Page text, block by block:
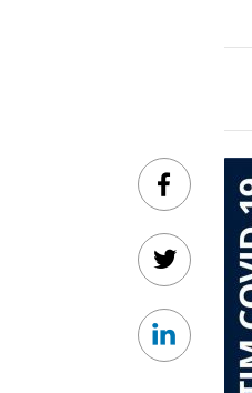
Facebook
Twitter
Linkedin